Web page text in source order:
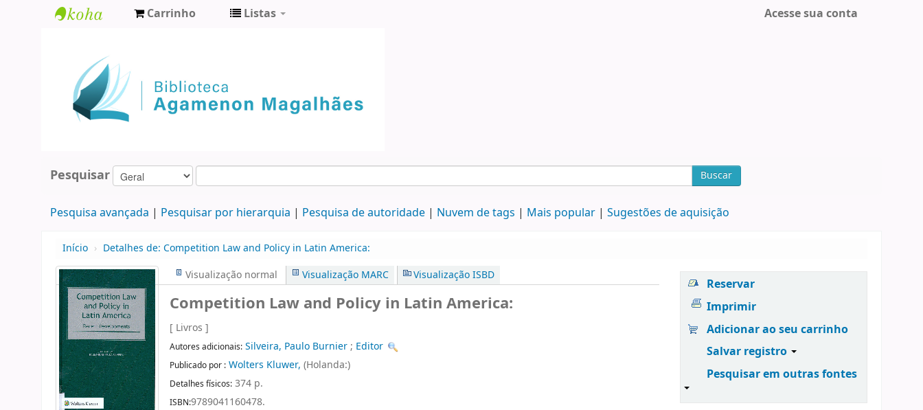
Agamenon
Magalhães
Carrinho Listas Acesse sua conta
Pesquisar Buscar
Pesquisa avançada Pesquisar por hierarquia Pesquisa de autoridade Nuvem de tags Mais popular Sugestões de aquisição
Início › Detalhes de: Competition Law and Policy in Latin America:
Visualização normal
Visualização MARC Visualização ISBD
Competition Law and Policy in Latin America:
[ Livros ]
Autores adicionais: Silveira, Paulo Burnier; Editor
Publicado por : Wolters Kluwer, (Holanda:)
Detalhes físicos: 374 p.
ISBN:9789041160478.
Reservar
Imprimir
Adicionar ao seu carrinho
Salvar registro
Pesquisar em outras fontes